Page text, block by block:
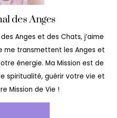
des Anges
Anges et des Chats, j’aime
me transmettent les Anges et
énergie. Ma Mission est de
spiritualité, guérir votre vie et
Mission de Vie !